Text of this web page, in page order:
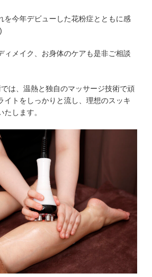
を今年デビューした花粉症とともに感
ィメイク、お身体のケアも是非ご相談
は、温熱と独自のマッサージ技術で頑
イトをしっかりと流し、理想のスッキ
たします。